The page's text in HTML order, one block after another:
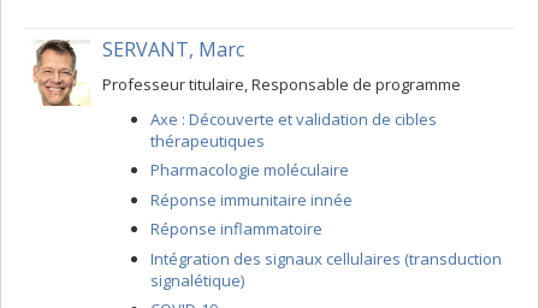
SERVANT, Marc
Professeur titulaire, Responsable de programme
Axe : Découverte et validation de cibles
thérapeutiques
Pharmacologie moléculaire
Réponse immunitaire innée
Réponse inflammatoire
Intégration des signaux cellulaires (transduction
signalétique)